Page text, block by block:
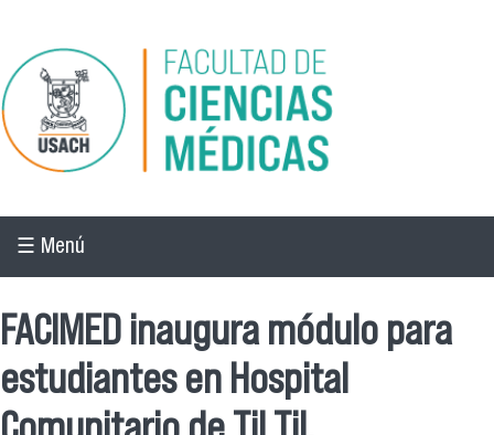
Pasar al contenido principal
☰ Menú
FACIMED inaugura módulo para
estudiantes en Hospital